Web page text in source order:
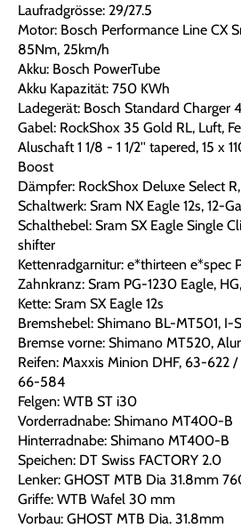
Laufradgrösse: 29/27.5
Motor: Bosch Performance Line CX
85Nm, 25km/h
Akku: Bosch PowerTube
Akku Kapazität: 750 KWh
Ladegerät: Bosch Standard Charger
Gabel: RockShox 35 Gold RL, Luft,
Aluschaft 1 1/8 - 1 1/2'' tapered, 15 x
Boost
Dämpfer: RockShox Deluxe Select
Schaltwerk: Sram NX Eagle 12s, 12-
Schalthebel: Sram SX Eagle Single
shifter
Kettenradgarnitur: e*thirteen e*spec
Zahnkranz: Sram PG-1230 Eagle,
Kette: Sram SX Eagle 12s
Bremshebel: Shimano BL-MT501, I-
Bremse vorne: Shimano MT520,
Reifen: Maxxis Minion DHF, 63-622
66-584
Felgen: WTB ST i30
Vorderradnabe: Shimano MT400-B
Hinterradnabe: Shimano MT400-B
Speichen: DT Swiss FACTORY 2.0
Lenker: GHOST MTB Dia 31.8mm
Griffe: WTB Wafel 30 mm
Vorbau: GHOST MTB Dia. 31.8mm